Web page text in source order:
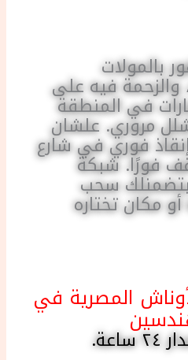
بالمولات
والزحمة فيه على
في المنطقة
مروري. علشان
فوري في شارع
فورًا. شبكة
بتضمنلك سحب
مكان تختاره
المصرية في